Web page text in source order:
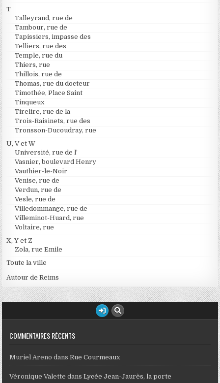
T
Talleyrand, rue de
Tambour, rue de
Tapissiers, impasse des
Telliers, rue des
Temple, rue du
Thiers, rue
Thillois, rue de
Thomas, rue du docteur
Timothée, Place Saint
Tinqueux
Tirelire, rue de la
Trois-Raisinets, rue des
Tronsson-Ducoudray, rue
U, V et W
Université, rue de l’
Vasnier, boulevard Henry
Vauthier-le-Noir
Venise, rue de
Verdun, rue de
Vesle, rue de
Villedommange, rue de
Villeminot-Huard, rue
Voltaire, rue
X, Y et Z
Zola, rue Emile
Toute la ville
Autour de Reims
COMMENTAIRES RÉCENTS
Muriel Areno dansRue Courmeaux
Véronique Valette dansLycée Jean-Jaurès, la porte